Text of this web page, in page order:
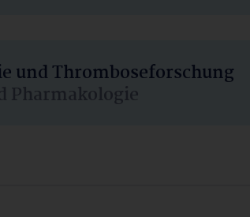
und Thromboseforschung
Pharmakologie